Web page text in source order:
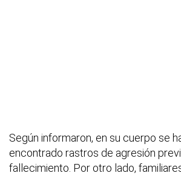
Según informaron, en su cuerpo se
encontrado rastros de agresión
fallecimiento. Por otro lado,